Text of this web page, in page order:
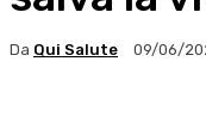
Da Qui Salute 09/06/